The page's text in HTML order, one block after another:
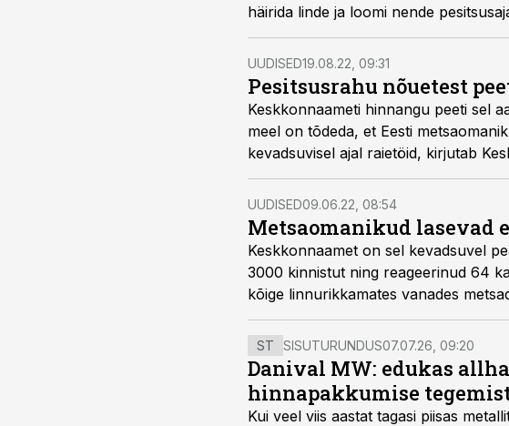
häirida linde ja loomi nende
UUDISED19.08.22, 09:31
Pesitsusrahu nõuetest
Keskkonnaameti hinnangu peeti sel
meel on tõdeda, et Eesti
kevadsuvisel ajal raietöid, kirjutab
UUDISED09.06.22, 08:54
Metsaomanikud lasevad
Keskkonnaamet on sel kevadsuvel
3000 kinnistut ning reageerinud 64
kõige linnurikkamates vanades
ST SISUTURUNDUS07.07.26, 09:20
Danival MW: edukas
hinnapakkumise
Kui veel viis aastat tagasi piisas